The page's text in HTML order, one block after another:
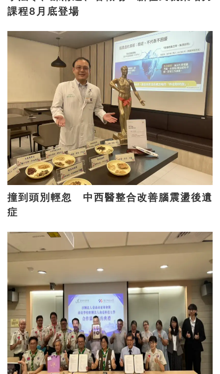
課程8月底登場
撞到頭別輕忽 中西醫整合改善腦震盪後遺
症